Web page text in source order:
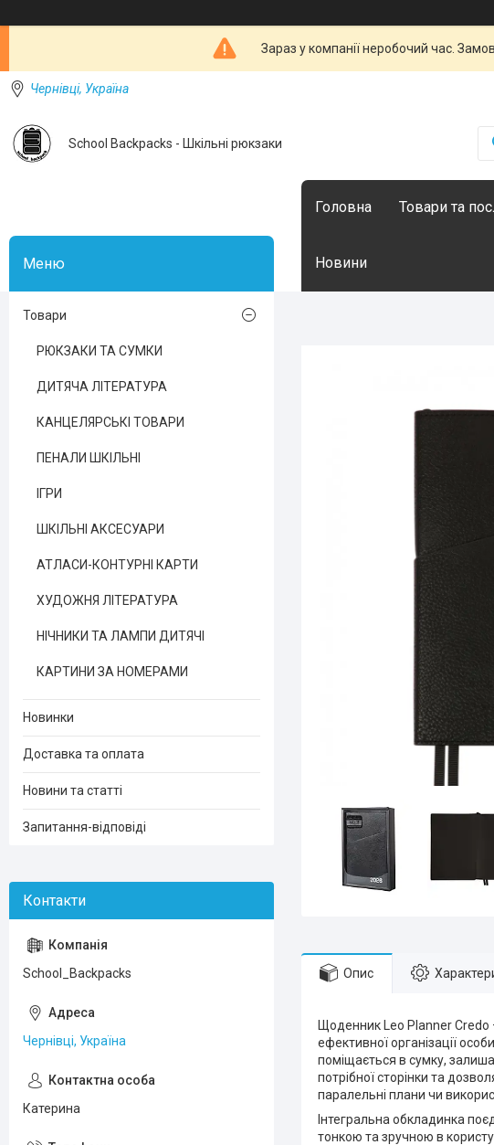
Зараз у компанії неробочий час.
Чернівці, Україна
School Backpacks - Шкільні рюкзаки
Головна Товари та
Новини
Опис
Щоденник Leo Planner
ефективної організації
поміщається в сумку,
потрібної сторінки та
паралельні плани чи
Інтегральна обкладинка
тонкою та зручною в
Товари
РЮКЗАКИ ТА СУМКИ
ДИТЯЧА ЛІТЕРАТУРА
КАНЦЕЛЯРСЬКІ ТОВАРИ
ПЕНАЛИ ШКІЛЬНІ
ІГРИ
ШКІЛЬНІ АКСЕСУАРИ
АТЛАСИ-КОНТУРНІ КАРТИ
ХУДОЖНЯ ЛІТЕРАТУРА
НІЧНИКИ ТА ЛАМПИ ДИТЯЧІ
КАРТИНИ ЗА НОМЕРАМИ
Новинки
Доставка та оплата
Новини та статті
Запитання-відповіді
School_Backpacks
Чернівці, Україна
Катерина